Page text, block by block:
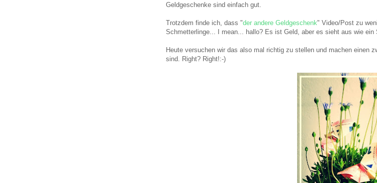
Geldgeschenke sind einfach gut.
Trotzdem finde ich, dass "der andere Geldgeschenk" Video/Post zu
Schmetterlinge... I mean... hallo? Es ist Geld, aber es sieht aus wie
Heute versuchen wir das also mal richtig zu stellen und machen einen
sind. Right? Right!:-)